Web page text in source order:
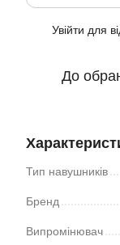
Увійти для
До
Тип навушників
Бренд
Випромінювач